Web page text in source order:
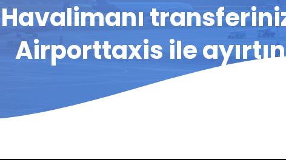
Havalimanı
Airporttaxis ile ayırtın